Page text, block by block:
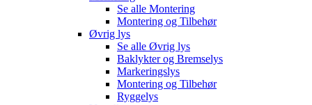
Se alle Montering
Montering og Tilbehør
Øvrig lys
Se alle Øvrig lys
Baklykter og Bremselys
Markeringslys
Montering og Tilbehør
Ryggelys